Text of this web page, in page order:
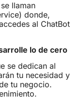
llaman
donde,
al ChatBot
lo de cero
se dedican al
tu necesidad y
tu negocio.